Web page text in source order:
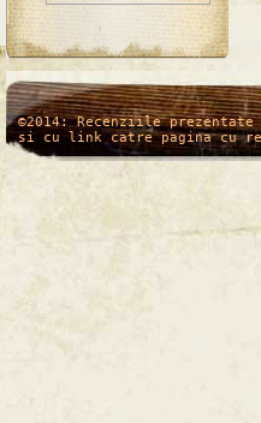
/* */
©2014: Recenziile
si cu link catre pagina cu